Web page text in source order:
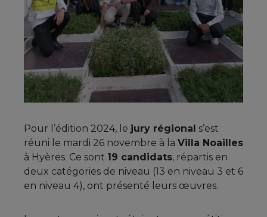
Pour l’édition 2024, le jury régional s’est
réuni le mardi 26 novembre à la Villa Noailles
à Hyères. Ce sont 19 candidats, répartis en
deux catégories de niveau (13 en niveau 3 et 6
en niveau 4), ont présenté leurs œuvres.